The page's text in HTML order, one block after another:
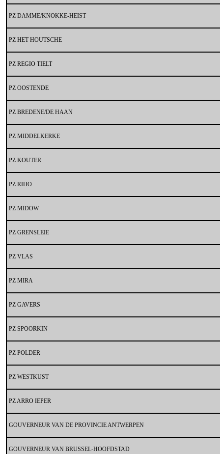
PZ DAMME/KNOKKE-HEIST
PZ HET HOUTSCHE
PZ REGIO TIELT
PZ OOSTENDE
PZ BREDENE/DE HAAN
PZ MIDDELKERKE
PZ KOUTER
PZ RIHO
PZ MIDOW
PZ GRENSLEIE
PZ VLAS
PZ MIRA
PZ GAVERS
PZ SPOORKIN
PZ POLDER
PZ WESTKUST
PZ ARRO IEPER
GOUVERNEUR VAN DE PROVINCIE ANTWERPEN
GOUVERNEUR VAN BRUSSEL-HOOFDSTAD